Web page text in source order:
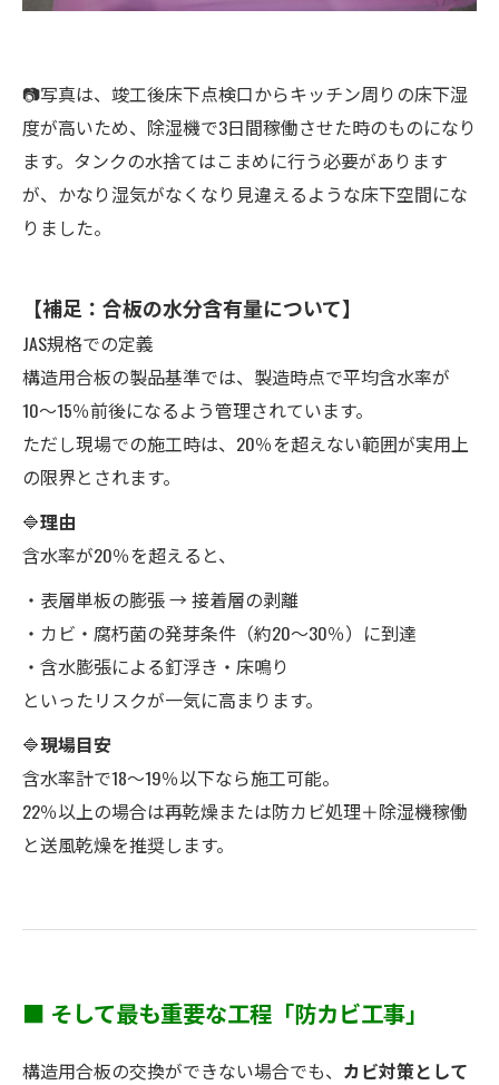
📷写真は、竣工後床下点検口からキッチン周りの床下湿
度が高いため、除湿機で3日間稼働させた時のものになり
ます。タンクの水捨てはこまめに行う必要があります
が、かなり湿気がなくなり見違えるような床下空間にな
りました。
【補足：合板の水分含有量について】
JAS規格での定義
構造用合板の製品基準では、製造時点で平均含水率が
10〜15％前後になるよう管理されています。
ただし現場での施工時は、20％を超えない範囲が実用上
の限界とされます。
🔷理由
含水率が20％を超えると、
・表層単板の膨張 → 接着層の剥離
・カビ・腐朽菌の発芽条件（約20〜30％）に到達
・含水膨張による釘浮き・床鳴り
といったリスクが一気に高まります。
🔷現場目安
含水率計で18〜19％以下なら施工可能。
22％以上の場合は再乾燥または防カビ処理＋除湿機稼働
と送風乾燥を推奨します。
■ そして最も重要な工程「防カビ工事」
構造用合板の交換ができない場合でも、 カビ対策として